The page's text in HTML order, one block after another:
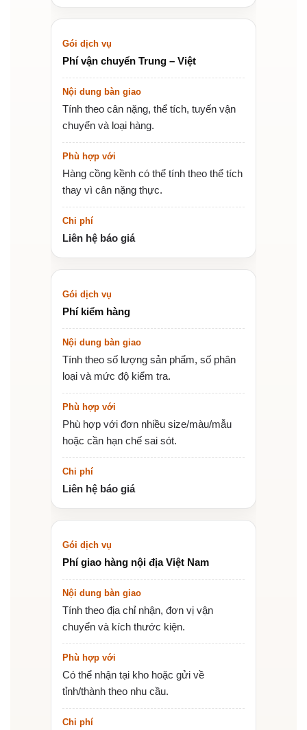
Phí vận chuyển Trung – Việt
Tính theo cân nặng, thể tích, tuyến vận
chuyển và loại hàng.
Hàng cồng kềnh có thể tính theo thể tích
thay vì cân nặng thực.
Liên hệ báo giá
Phí kiểm hàng
Tính theo số lượng sản phẩm, số phân
loại và mức độ kiểm tra.
Phù hợp với đơn nhiều size/màu/mẫu
hoặc cần hạn chế sai sót.
Liên hệ báo giá
Phí giao hàng nội địa Việt Nam
Tính theo địa chỉ nhận, đơn vị vận
chuyển và kích thước kiện.
Có thể nhận tại kho hoặc gửi về
tỉnh/thành theo nhu cầu.